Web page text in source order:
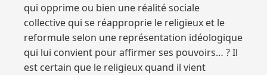
qui opprime ou bien une réalité sociale
collective qui se réapproprie le religieux et le
reformule selon une représentation idéologique
qui lui convient pour affirmer ses pouvoirs… ? Il
est certain que le religieux quand il vient